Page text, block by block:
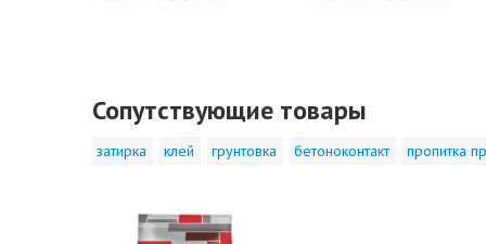
Сопутствующие товары
затирка клей грунтовка бетоноконтакт пропитка